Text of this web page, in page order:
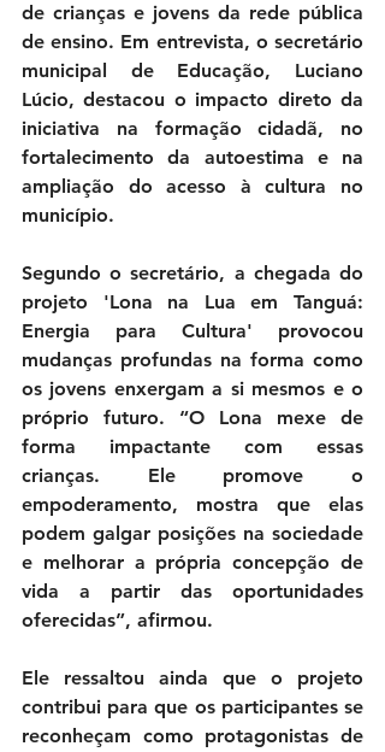
de crianças e jovens da rede pública
de ensino. Em entrevista, o secretário
municipal de Educação, Luciano
Lúcio, destacou o impacto direto da
iniciativa na formação cidadã, no
fortalecimento da autoestima e na
ampliação do acesso à cultura no
município.
Segundo o secretário, a chegada do
projeto 'Lona na Lua em Tanguá:
Energia para Cultura' provocou
mudanças profundas na forma como
os jovens enxergam a si mesmos e o
próprio futuro. “O Lona mexe de
forma impactante com essas
crianças. Ele promove o
empoderamento, mostra que elas
podem galgar posições na sociedade
e melhorar a própria concepção de
vida a partir das oportunidades
oferecidas”, afirmou.
Ele ressaltou ainda que o projeto
contribui para que os participantes se
reconheçam como protagonistas de